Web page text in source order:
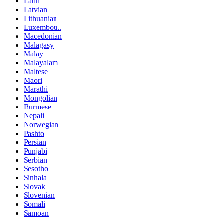
Latvian
Lithuanian
Luxembou..
Macedonian
Malagasy
Malay
Malayalam
Maltese
Maori
Marathi
Mongolian
Burmese
Nepali
Norwegian
Pashto
Persian
Punjabi
Serbian
Sesotho
Sinhala
Slovak
Slovenian
Somali
Samoan